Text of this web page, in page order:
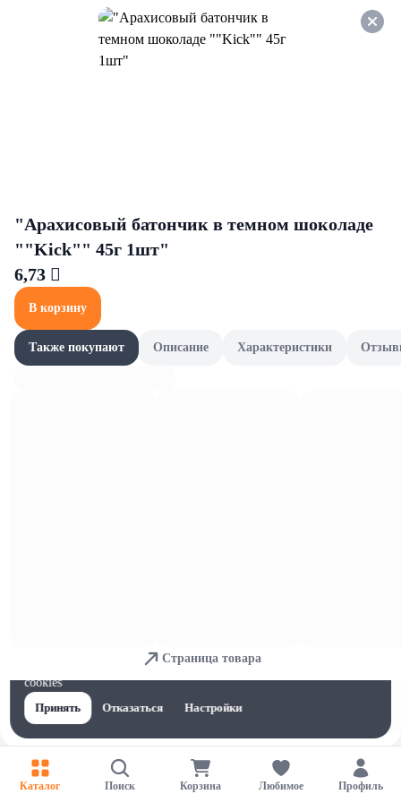
Оформляйте заказ НА
САМОВЫВОЗ и получайте
СКИДКУ 7%
Каталог Поиск Корзина Любимое Профиль
Для обеспечения удобства пользователей сайта используются
cookies
Принять
Отказаться Настройки
"Арахисовый батончик в темном шоколаде
""Kick"" 45г 1шт"
6,73 
В корзину
Также покупают Описание Характеристики
Страница товара